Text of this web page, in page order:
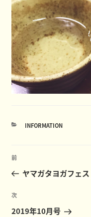
カ
INFORMATION
投
稿
ナ
ビ
ゲ
前
の
稿
前
ヤマガタヨガフェス
次
の
次
2019年10月号